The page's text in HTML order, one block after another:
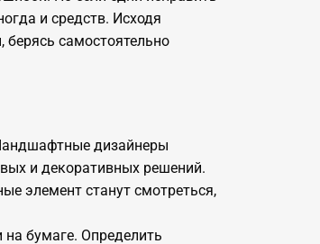
и средств. Исходя
самостоятельно
дизайнеры
и декоративных решений.
элемент станут смотреться,
бумаге. Определить